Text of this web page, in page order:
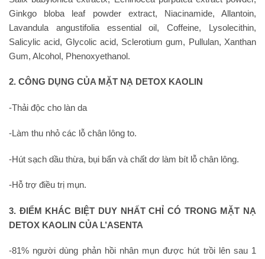
Ginkgo bloba leaf powder extract, Niacinamide, Allantoin,
Lavandula angustifolia essential oil, Coffeine, Lysolecithin,
Salicylic acid, Glycolic acid, Sclerotium gum, Pullulan, Xanthan
Gum, Alcohol, Phenoxyethanol.
2. CÔNG DỤNG CỦA MẶT NẠ DETOX KAOLIN
-Thải độc cho làn da
-Làm thu nhỏ các lỗ chân lông to.
-Hút sạch dầu thừa, bụi bẩn và chất dơ làm bít lỗ chân lông.
-Hỗ trợ điều trị mụn.
3. ĐIỂM KHÁC BIỆT DUY NHẤT CHỈ CÓ TRONG MẶT NẠ
DETOX KAOLIN CỦA L’ASENTA
-81% người dùng phản hồi nhân mụn được hút trồi lên sau 1